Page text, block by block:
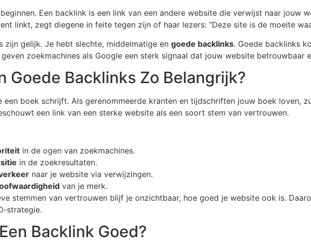
Een backlink is een link van een andere website die verwijst naar jouw
linkt, zegt diegene in feite tegen zijn of haar lezers: “Deze site is de moeite
zijn gelijk. Je hebt slechte, middelmatige en goede backlinks. Goede backlinks
zoekmachines als Google een sterk signaal dat jouw website betrouwbaar
Goede Backlinks Zo Belangrijk?
een boek schrijft. Als gerenommeerde kranten en tijdschriften jouw boek loven,
een link van een sterke website als een soort stem van vertrouwen.
in de ogen van zoekmachines.
in de zoekresultaten.
naar je website via verwijzingen.
van je merk.
stemmen van vertrouwen blijf je onzichtbaar, hoe goed je website ook is.
strategie.
Backlink Goed?